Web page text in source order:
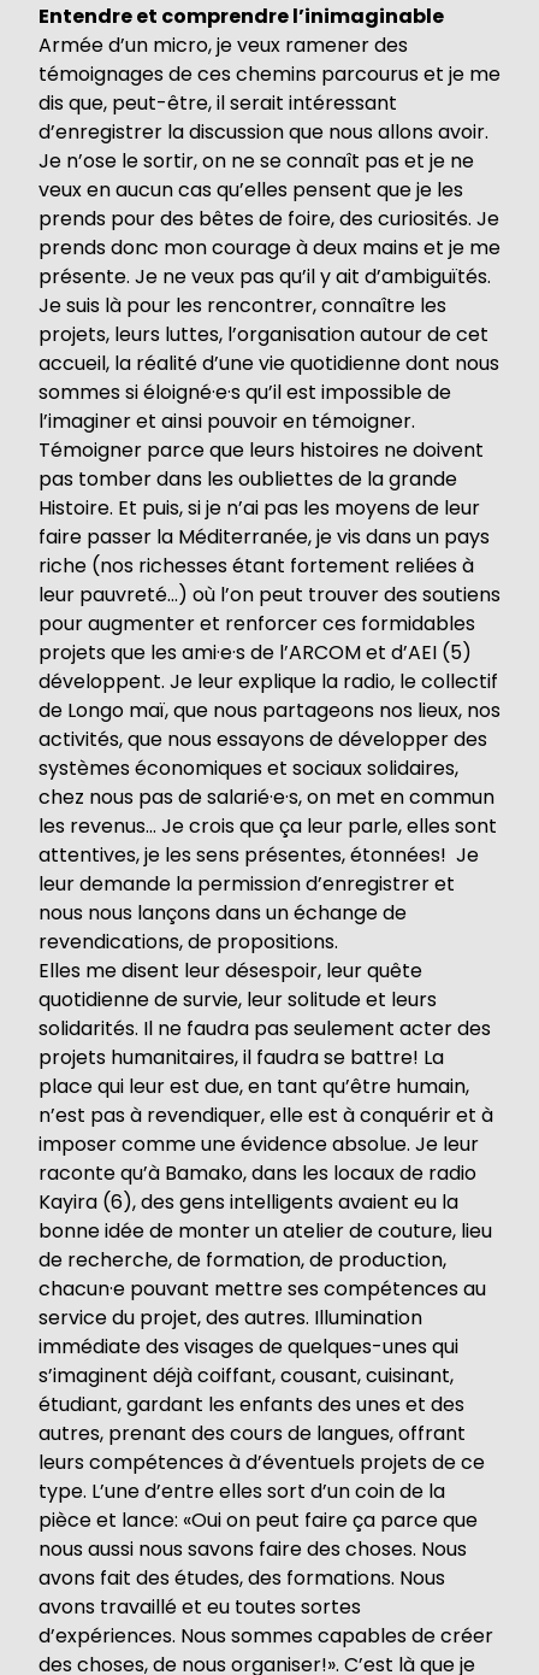
Entendre et comprendre l’inimaginable
Armée d’un micro, je veux ramener des
témoignages de ces chemins parcourus et je me
dis que, peut-être, il serait intéressant
d’enregistrer la discussion que nous allons avoir.
Je n’ose le sortir, on ne se connaît pas et je ne
veux en aucun cas qu’elles pensent que je les
prends pour des bêtes de foire, des curiosités. Je
prends donc mon courage à deux mains et je me
présente. Je ne veux pas qu’il y ait d’ambiguïtés.
Je suis là pour les rencontrer, connaître les
projets, leurs luttes, l’organisation autour de cet
accueil, la réalité d’une vie quotidienne dont nous
sommes si éloigné·e·s qu’il est impossible de
l’imaginer et ainsi pouvoir en témoigner.
Témoigner parce que leurs histoires ne doivent
pas tomber dans les oubliettes de la grande
Histoire. Et puis, si je n’ai pas les moyens de leur
faire passer la Méditerranée, je vis dans un pays
riche (nos richesses étant fortement reliées à
leur pauvreté…) où l’on peut trouver des soutiens
pour augmenter et renforcer ces formidables
projets que les ami·e·s de l’ARCOM et d’AEI (5)
développent. Je leur explique la radio, le collectif
de Longo maï, que nous partageons nos lieux, nos
activités, que nous essayons de développer des
systèmes économiques et sociaux solidaires,
chez nous pas de salarié·e·s, on met en commun
les revenus… Je crois que ça leur parle, elles sont
attentives, je les sens présentes, étonnées! Je
leur demande la permission d’enregistrer et
nous nous lançons dans un échange de
revendications, de propositions.
Elles me disent leur désespoir, leur quête
quotidienne de survie, leur solitude et leurs
solidarités. Il ne faudra pas seulement acter des
projets humanitaires, il faudra se battre! La
place qui leur est due, en tant qu’être humain,
n’est pas à revendiquer, elle est à conquérir et à
imposer comme une évidence absolue. Je leur
raconte qu’à Bamako, dans les locaux de radio
Kayira (6), des gens intelligents avaient eu la
bonne idée de monter un atelier de couture, lieu
de recherche, de formation, de production,
chacun·e pouvant mettre ses compétences au
service du projet, des autres. Illumination
immédiate des visages de quelques-unes qui
s’imaginent déjà coiffant, cousant, cuisinant,
étudiant, gardant les enfants des unes et des
autres, prenant des cours de langues, offrant
leurs compétences à d’éventuels projets de ce
type. L’une d’entre elles sort d’un coin de la
pièce et lance: «Oui on peut faire ça parce que
nous aussi nous savons faire des choses. Nous
avons fait des études, des formations. Nous
avons travaillé et eu toutes sortes
d’expériences. Nous sommes capables de créer
des choses, de nous organiser!». C’est là que je